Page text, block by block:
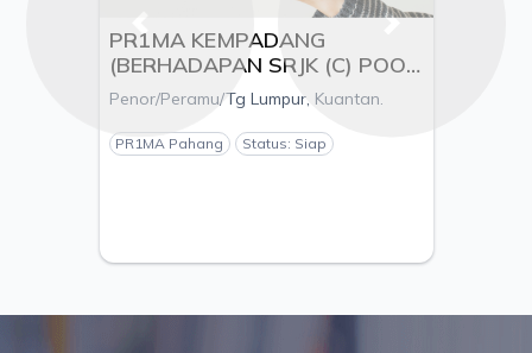
PR1MA KEMPADANG
(BERHADAPAN SRJK (C) POOI
MING), MUKIM KUALA
KUANTAN, DAERAH
KUANTAN, PAHANG - PEMAJU
ESTANIA S/B
Penor/Peramu/Tg Lumpur, Kuantan.
PR1MA Pahang Status: Siap
Previous